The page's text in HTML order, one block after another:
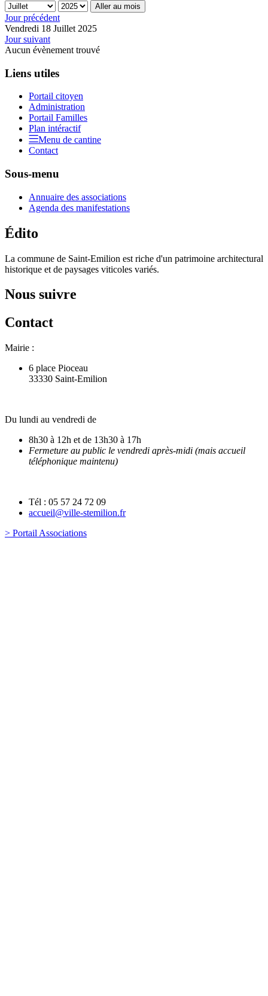
Aller au mois
Jour précédent
Vendredi 18 Juillet 2025
Jour suivant
Aucun évènement trouvé
Liens utiles
Portail citoyen
Administration
Portail Familles
Plan intéractif
Menu de cantine
Contact
Sous-menu
Annuaire des associations
Agenda des manifestations
Édito
La commune de Saint-Emilion est riche d'un patrimoine architectural
historique et de paysages viticoles variés.
Nous suivre
Contact
Mairie :
6 place Pioceau
33330 Saint-Emilion
Du lundi au vendredi de
8h30 à 12h et de 13h30 à 17h
Fermeture au public le vendredi après-midi (mais accueil
téléphonique maintenu)
Tél : 05 57 24 72 09
accueil@ville-stemilion.fr
> Portail Associations